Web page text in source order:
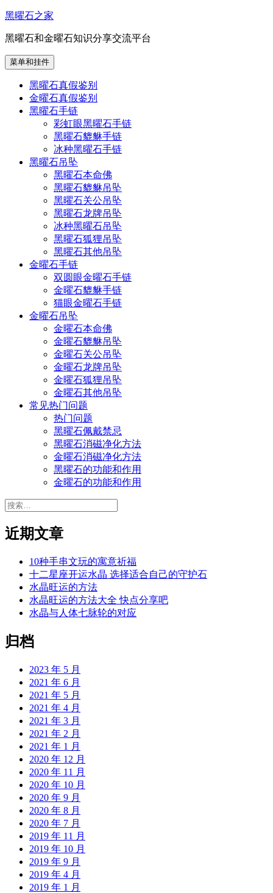
跳
内
容
黑曜石之家
黑曜石和金曜石知识分享交流平台
菜单和挂件
黑曜石真假鉴别
金曜石真假鉴别
黑曜石手链
彩虹眼黑曜石手链
黑曜石貔貅手链
冰种黑曜石手链
黑曜石吊坠
黑曜石本命佛
黑曜石貔貅吊坠
黑曜石关公吊坠
黑曜石龙牌吊坠
冰种黑曜石吊坠
黑曜石狐狸吊坠
黑曜石其他吊坠
金曜石手链
双圆眼金曜石手链
金曜石貔貅手链
猫眼金曜石手链
金曜石吊坠
金曜石本命佛
金曜石貔貅吊坠
金曜石关公吊坠
金曜石龙牌吊坠
金曜石狐狸吊坠
金曜石其他吊坠
常见热门问题
热门问题
黑曜石佩戴禁忌
黑曜石消磁净化方法
金曜石消磁净化方法
黑曜石的功能和作用
金曜石的功能和作用
搜
近期文章
10种手串文玩的寓意祈福
十二星座开运水晶 选择适合自己的守护石
水晶旺运的方法
水晶旺运的方法大全 快点分享吧
水晶与人体七脉轮的对应
归档
2023 年 5 月
2021 年 6 月
2021 年 5 月
2021 年 4 月
2021 年 3 月
2021 年 2 月
2021 年 1 月
2020 年 12 月
2020 年 11 月
2020 年 10 月
2020 年 9 月
2020 年 8 月
2020 年 7 月
2019 年 11 月
2019 年 10 月
2019 年 9 月
2019 年 4 月
2019 年 1 月